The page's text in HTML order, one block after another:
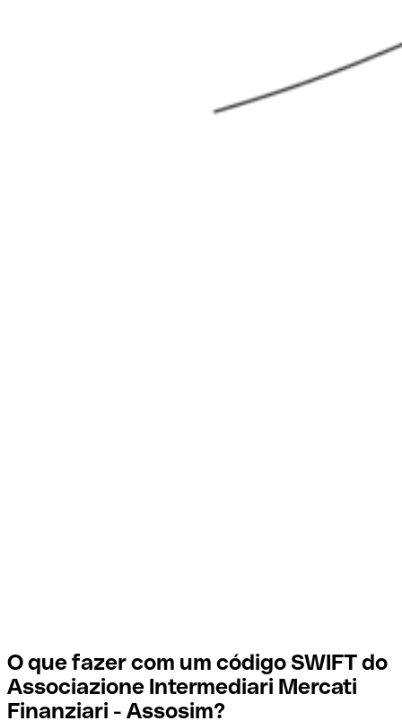
O que fazer com um código SWIFT do
Associazione Intermediari Mercati
Finanziari - Assosim?